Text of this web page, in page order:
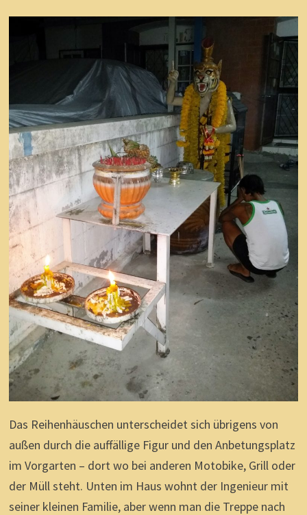
Das Reihenhäuschen unterscheidet sich übrigens von
außen durch die auffällige Figur und den Anbetungsplatz
im Vorgarten – dort wo bei anderen Motobike, Grill oder
der Müll steht. Unten im Haus wohnt der Ingenieur mit
seiner kleinen Familie, aber wenn man die Treppe nach